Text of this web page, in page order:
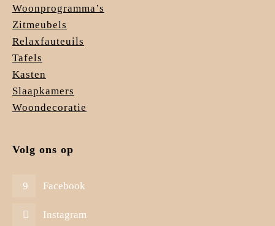
Woonprogramma’s
Zitmeubels
Relaxfauteuils
Tafels
Kasten
Slaapkamers
Woondecoratie
Volg ons op
Facebook
Instagram